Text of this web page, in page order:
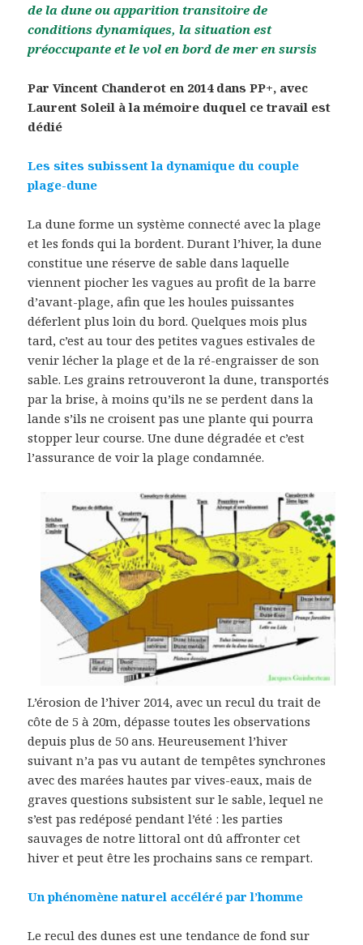
de la dune ou apparition transitoire de
conditions dynamiques, la situation est
préoccupante et le vol en bord de mer en sursis
Par Vincent Chanderot en 2014 dans PP+, avec
Laurent Soleil à la mémoire duquel ce travail est
dédié
Les sites subissent la dynamique du couple
plage-dune
La dune forme un système connecté avec la plage
et les fonds qui la bordent. Durant l’hiver, la dune
constitue une réserve de sable dans laquelle
viennent piocher les vagues au profit de la barre
d’avant-plage, afin que les houles puissantes
déferlent plus loin du bord. Quelques mois plus
tard, c’est au tour des petites vagues estivales de
venir lécher la plage et de la ré-engraisser de son
sable. Les grains retrouveront la dune, transportés
par la brise, à moins qu’ils ne se perdent dans la
lande s’ils ne croisent pas une plante qui pourra
stopper leur course. Une dune dégradée et c’est
l’assurance de voir la plage condamnée.
L’érosion de l’hiver 2014, avec un recul du trait de
côte de 5 à 20m, dépasse toutes les observations
depuis plus de 50 ans. Heureusement l’hiver
suivant n’a pas vu autant de tempêtes synchrones
avec des marées hautes par vives-eaux, mais de
graves questions subsistent sur le sable, lequel ne
s’est pas redéposé pendant l’été : les parties
sauvages de notre littoral ont dû affronter cet
hiver et peut être les prochains sans ce rempart.
Un phénomène naturel accéléré par l’homme
Le recul des dunes est une tendance de fond sur